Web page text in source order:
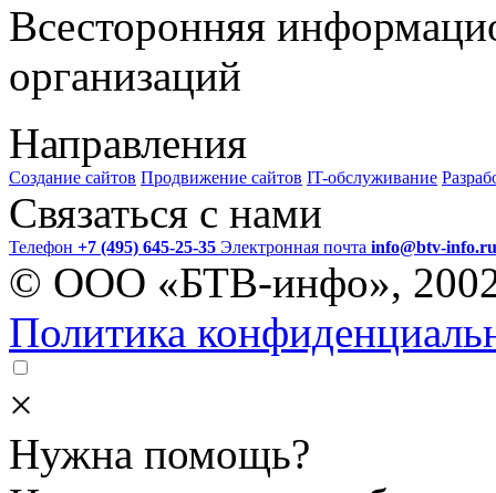
Всесторонняя
организаций
Направления
Создание сайтов Продвижение сайтов IT-обслуживание
Связаться с нами
Телефон +7 (495) 645-25-35 Электронная почта info@btv-info.ru
© ООО «БТВ-инфо»,
Политика
×
Нужна помощь?